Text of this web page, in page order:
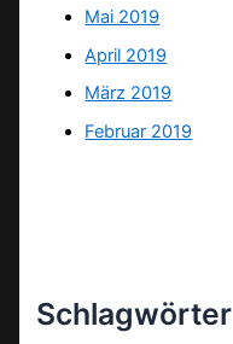
Mai 2019
April 2019
März 2019
Februar 2019
Schlagwörter